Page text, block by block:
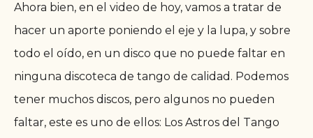
Ahora bien, en el video de hoy, vamos a tratar de
hacer un aporte poniendo el eje y la lupa, y sobre
todo el oído, en un disco que no puede faltar en
ninguna discoteca de tango de calidad. Podemos
tener muchos discos, pero algunos no pueden
faltar, este es uno de ellos: Los Astros del Tango